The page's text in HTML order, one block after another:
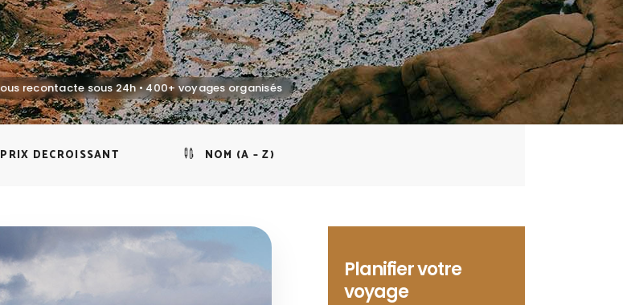
PRIX DECROISSANT NOM (A – Z)
Planifier votre
voyage